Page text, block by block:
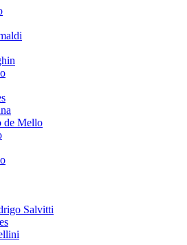
de Mello
Salvitti